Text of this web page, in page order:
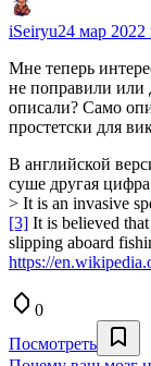
iSeiryu24 мар 2022
Мне теперь
не поправили или
описали? Само
простетски для
В английской
суше другая
> It is an invasive
[3] It is believed
slipping aboard
https://
0
Посмотреть